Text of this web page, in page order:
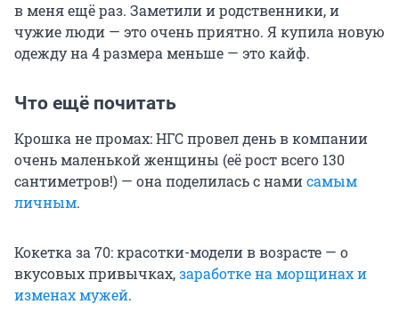
в меня ещё раз. Заметили и родственники, и
чужие люди — это очень приятно. Я купила новую
одежду на 4 размера меньше — это кайф.
Что ещё почитать
Крошка не промах: НГС провел день в компании
очень маленькой женщины (её рост всего 130
сантиметров!) — она поделилась с намисамым
личным.
Кокетка за 70: красотки-модели в возрасте — о
вкусовых привычках,заработке на морщинах и
изменах мужей.